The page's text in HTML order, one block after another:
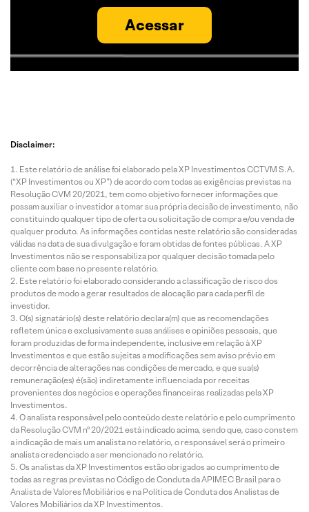
Acessar
Disclaimer:
Este relatório de análise foi elaborado pela XP Investimentos CCTVM S.A.
(“XP Investimentos ou XP”) de acordo com todas as exigências previstas na
Resolução CVM 20/2021, tem como objetivo fornecer informações que
possam auxiliar o investidor a tomar sua própria decisão de investimento, não
constituindo qualquer tipo de oferta ou solicitação de compra e/ou venda de
qualquer produto. As informações contidas neste relatório são consideradas
válidas na data de sua divulgação e foram obtidas de fontes públicas. A XP
Investimentos não se responsabiliza por qualquer decisão tomada pelo
cliente com base no presente relatório.
Este relatório foi elaborado considerando a classificação de risco dos
produtos de modo a gerar resultados de alocação para cada perfil de
investidor.
O(s) signatário(s) deste relatório declara(m) que as recomendações
refletem única e exclusivamente suas análises e opiniões pessoais, que
foram produzidas de forma independente, inclusive em relação à XP
Investimentos e que estão sujeitas a modificações sem aviso prévio em
decorrência de alterações nas condições de mercado, e que sua(s)
remuneração(es) é(são) indiretamente influenciada por receitas
provenientes dos negócios e operações financeiras realizadas pela XP
Investimentos.
O analista responsável pelo conteúdo deste relatório e pelo cumprimento
da Resolução CVM nº 20/2021 está indicado acima, sendo que, caso constem
a indicação de mais um analista no relatório, o responsável será o primeiro
analista credenciado a ser mencionado no relatório.
Os analistas da XP Investimentos estão obrigados ao cumprimento de
todas as regras previstas no Código de Conduta da APIMEC Brasil para o
Analista de Valores Mobiliários e na Política de Conduta dos Analistas de
Valores Mobiliários da XP Investimentos.